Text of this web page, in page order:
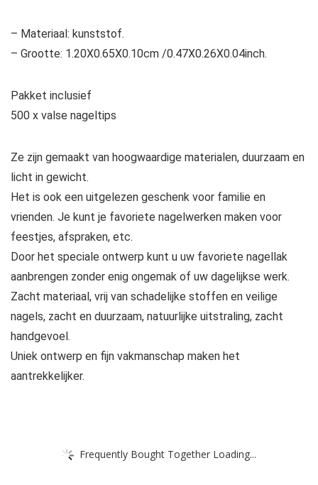
– Materiaal: kunststof.
– Grootte: 1.20X0.65X0.10cm /0.47X0.26X0.04inch.
Pakket inclusief
500 x valse nageltips
Ze zijn gemaakt van hoogwaardige materialen, duurzaam en
licht in gewicht.
Het is ook een uitgelezen geschenk voor familie en
vrienden. Je kunt je favoriete nagelwerken maken voor
feestjes, afspraken, etc.
Door het speciale ontwerp kunt u uw favoriete nagellak
aanbrengen zonder enig ongemak of uw dagelijkse werk.
Zacht materiaal, vrij van schadelijke stoffen en veilige
nagels, zacht en duurzaam, natuurlijke uitstraling, zacht
handgevoel.
Uniek ontwerp en fijn vakmanschap maken het
aantrekkelijker.
Frequently Bought Together Loading...